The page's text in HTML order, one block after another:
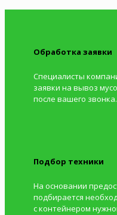
Обработка заявки
Специалисты
заявки на вывоз
после вашего звонка.
Подбор техники
На основании
подбирается
с контейнером